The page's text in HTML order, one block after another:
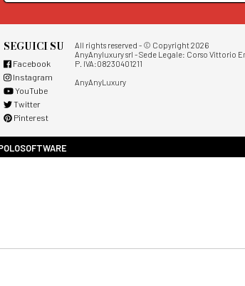
SEGUICI SU
Facebook
Instagram
YouTube
Twitter
Pinterest
All rights reserved - © Copyright 2026
AnyAnyluxury srl - Sede Legale: Corso Vittorio
P. IVA:08230401211
AnyAnyLuxury